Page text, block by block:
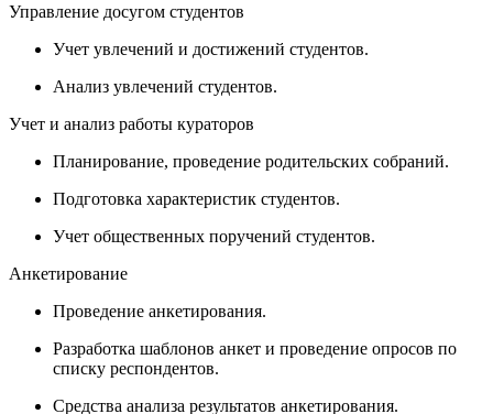
Управление досугом студентов
Учет увлечений и достижений студентов.
Анализ увлечений студентов.
Учет и анализ работы кураторов
Планирование, проведение родительских собраний.
Подготовка характеристик студентов.
Учет общественных поручений студентов.
Анкетирование
Проведение анкетирования.
Разработка шаблонов анкет и проведение опросов по
списку респондентов.
Средства анализа результатов анкетирования.